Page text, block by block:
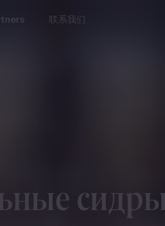
联系我们